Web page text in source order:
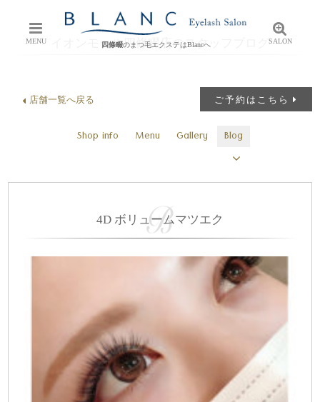
MENU 四條畷のまつ毛エクステはBlancへ SALON
イオンモール四條畷店のスタッフブログ
ご予約はこちら
店舗一覧へ戻る
Shop info Menu Gallery Blog
4D ボリュームマツエク